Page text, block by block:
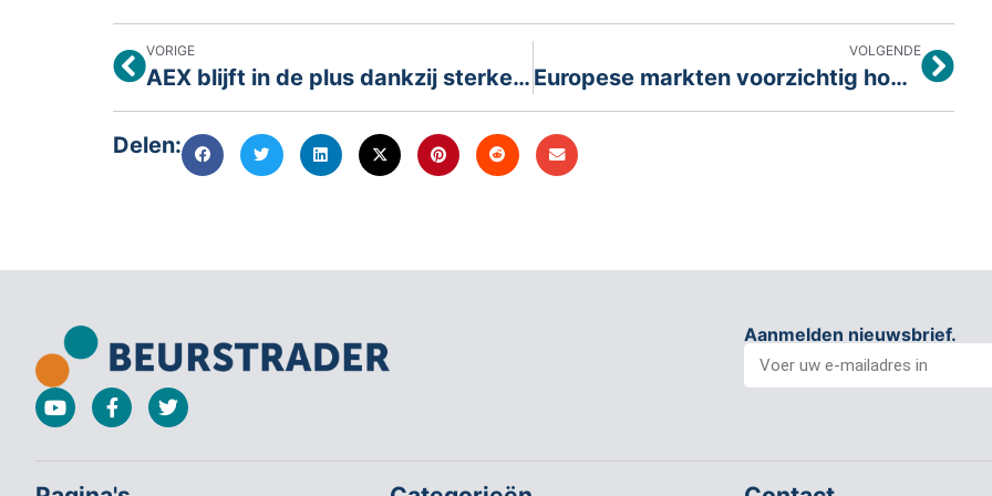
VORIGE
AEX blijft in de plus dankzij sterke chipsector
VOLGENDE
Europese markten voorzichtig hoger van start
Delen:
Aanmelden nieuwsbrief.